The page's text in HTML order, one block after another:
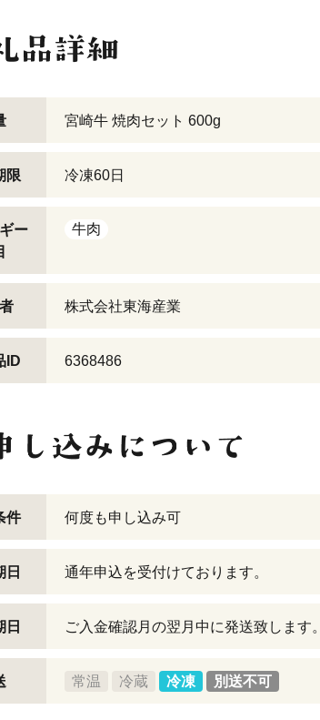
宮崎牛 焼肉セット 600g
限 冷凍60日
ー
牛肉
株式会社東海産業
ID 6368486
件 何度も申し込み可
日 通年申込を受付けております。
日 ご入金確認月の翌月中に発送致します。
常温 冷蔵 冷凍 別送不可